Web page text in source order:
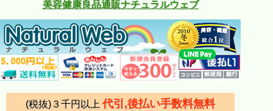
美容健康良品通販ナチュラルウェブ
(税抜)３千円以上 代引,後払い手数料無料